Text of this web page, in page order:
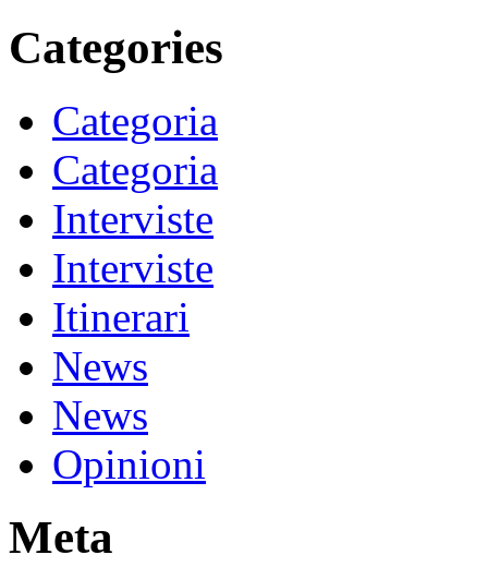
Categories
Categoria
Categoria
Interviste
Interviste
Itinerari
News
News
Opinioni
Meta